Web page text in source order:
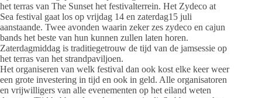
het terras van The Sunset het festivalterrein. Het Zydeco at
Sea festival gaat los op vrijdag 14 en zaterdag15 juli
aanstaande. Twee avonden waarin zeker zes zydeco en cajun
bands het beste van hun kunnen zullen laten horen.
Zaterdagmiddag is traditiegetrouw de tijd van de jamsessie op
het terras van het strandpaviljoen.
Het organiseren van welk festival dan ook kost elke keer weer
een grote investering in tijd en ook in geld. Alle organisatoren
en vrijwilligers van alle evenementen op het eiland weten